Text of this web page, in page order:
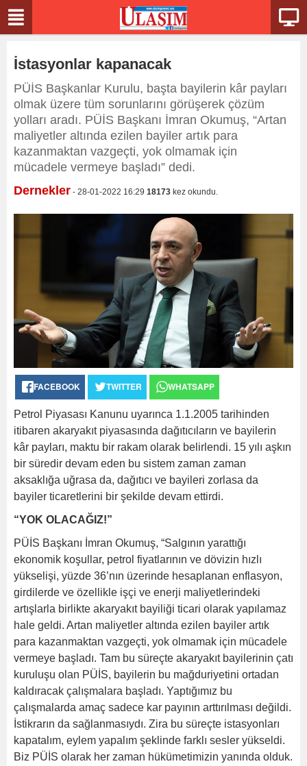
İstasyonlar kapanacak
PÜİS Başkanlar Kurulu, başta bayilerin kâr payları
olmak üzere tüm sorunlarını görüşerek çözüm
yolları aradı. PÜİS Başkanı İmran Okumuş, “Artan
maliyetler altında ezilen bayiler artık para
kazanmaktan vazgeçti, yok olmamak için
mücadele vermeye başladı” dedi.
Dernekler - 28-01-2022 16:29 18173 kez okundu.
FACEBOOK TWITTER WHATSAPP
Petrol Piyasası Kanunu uyarınca 1.1.2005 tarihinden
itibaren akaryakıt piyasasında dağıtıcıların ve bayilerin
kâr payları, maktu bir rakam olarak belirlendi. 15 yılı aşkın
bir süredir devam eden bu sistem zaman zaman
aksaklığa uğrasa da, dağıtıcı ve bayileri zorlasa da
bayiler ticaretlerini bir şekilde devam ettirdi.
“YOK OLACAĞIZ!”
PÜİS Başkanı İmran Okumuş, “Salgının yarattığı
ekonomik koşullar, petrol fiyatlarının ve dövizin hızlı
yükselişi, yüzde 36’nın üzerinde hesaplanan enflasyon,
girdilerde ve özellikle işçi ve enerji maliyetlerindeki
artışlarla birlikte akaryakıt bayiliği ticari olarak yapılamaz
hale geldi. Artan maliyetler altında ezilen bayiler artık
para kazanmaktan vazgeçti, yok olmamak için mücadele
vermeye başladı. Tam bu süreçte akaryakıt bayilerinin çatı
kuruluşu olan PÜİS, bayilerin bu mağduriyetini ortadan
kaldıracak çalışmalara başladı. Yaptığımız bu
çalışmalarda amaç sadece kar payının arttırılması değildi.
İstikrarın da sağlanmasıydı. Zira bu süreçte istasyonları
kapatalım, eylem yapalım şeklinde farklı sesler yükseldi.
Biz PÜİS olarak her zaman hükümetimizin yanında olduk.